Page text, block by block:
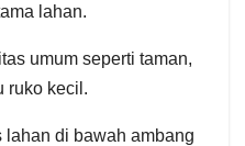
lahan.
umum seperti taman,
ruko kecil.
lahan di bawah ambang